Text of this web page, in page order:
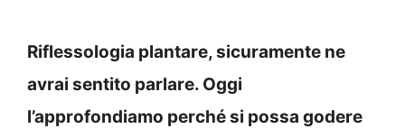
Riflessologia plantare, sicuramente ne
avrai sentito parlare. Oggi
l’approfondiamo perché si possa godere